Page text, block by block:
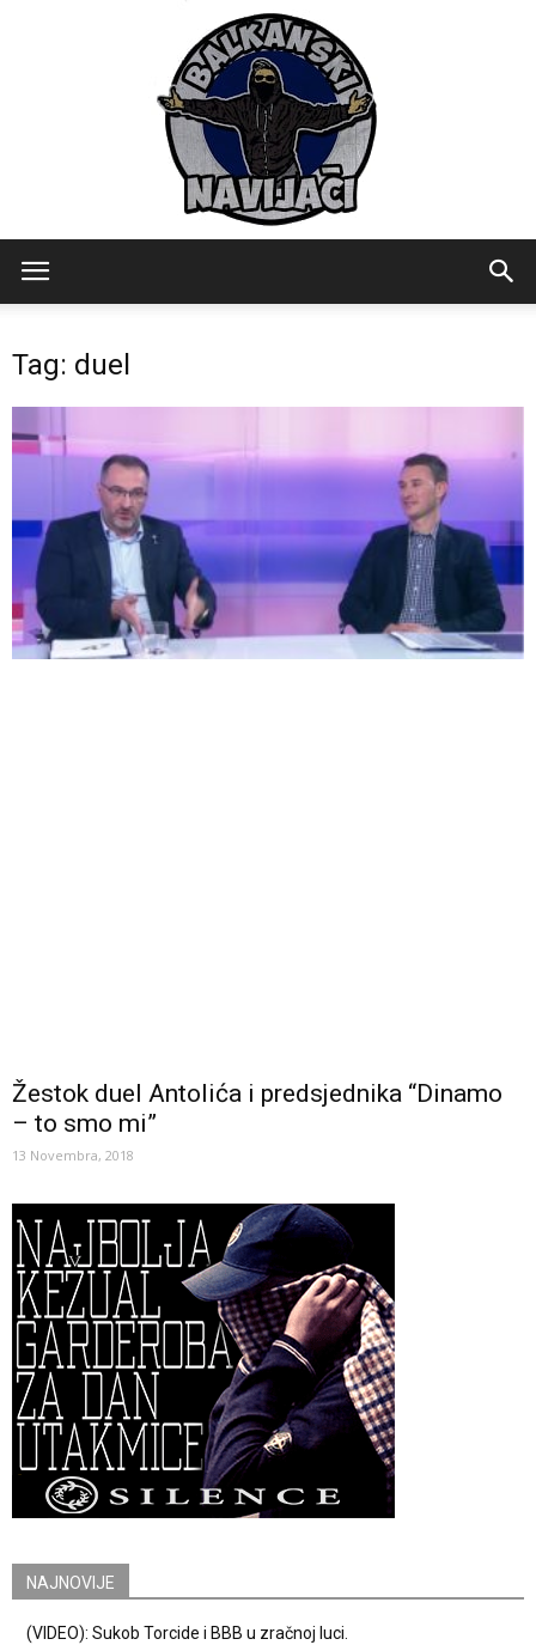
Tag: duel
Žestok duel Antolića i predsjednika “Dinamo
– to smo mi”
13 Novembra, 2018
NAJNOVIJE
(VIDEO): Sukob Torcide i BBB u zračnoj luci.